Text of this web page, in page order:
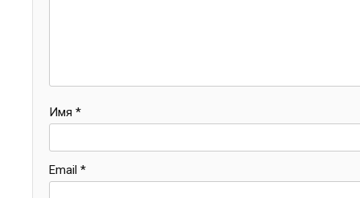
Имя *
Email *